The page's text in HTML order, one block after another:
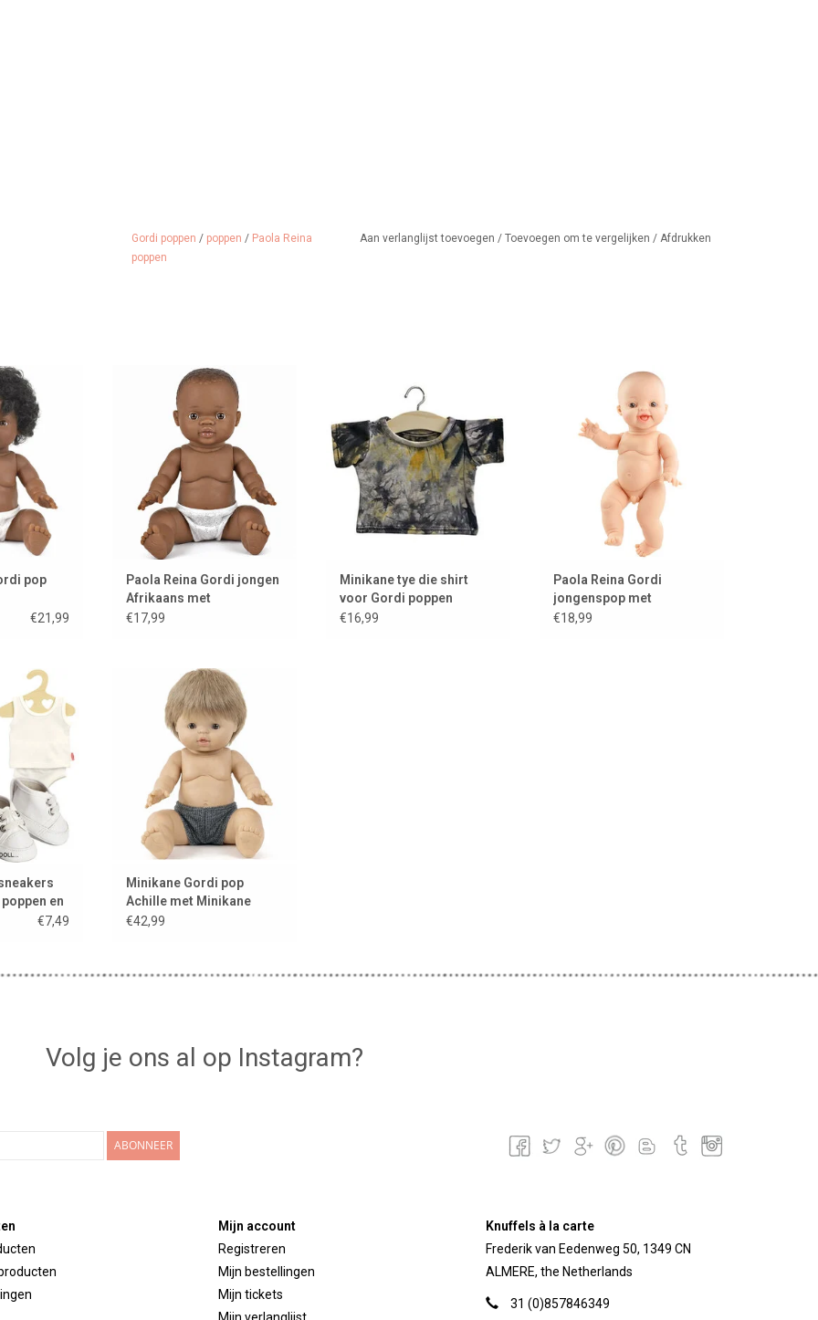
Gordi poppen / poppen / Paola Reina
poppen
Aan verlanglijst toevoegen / Toevoegen om te vergelijken / Afdrukken
Gemaakt
Ze is 34 cm
pop
€21,99
Paola Reina Gordi jongen
Afrikaans met bruine ogen
TOEVOEGEN AAN WINKELWAGEN
Paola Reina Gordi jongen
Afrikaans met
wenkbrauwen
€17,99
hippe stoere Minikane shirt.
TOEVOEGEN AAN WINKELWAGEN
Minikane tye die shirt
voor Gordi poppen
€16,99
Paola Reina Gordi jongen
lachend met wenkbrauwen
TOEVOEGEN AAN WINKELWAGEN
Paola Reina Gordi
jongenspop met
wenkbrauwen lachend
€18,99
het Zweedse
en
/
€7,49
Minikane pop Achille met
Minikane onderbroekje
TOEVOEGEN AAN WINKELWAGEN
Minikane Gordi pop
Achille met Minikane
boxershort
€42,99
Volg je ons al op Instagram?
ABONNEER
Mijn account
Registreren
Mijn bestellingen
Mijn tickets
Knuffels à la carte
Frederik van Eedenweg 50, 1349 CN
ALMERE, the Netherlands
31 (0)857846349